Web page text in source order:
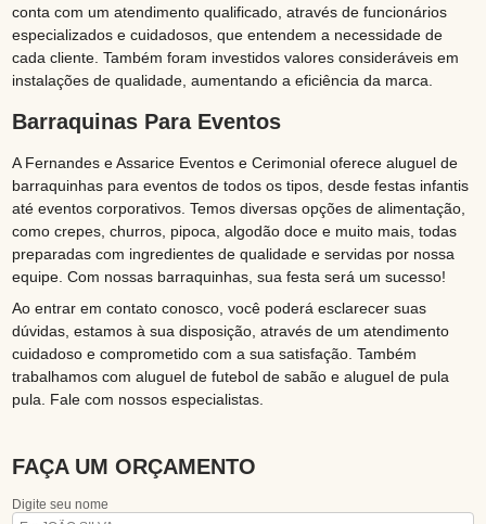
conta com um atendimento qualificado, através de funcionários
especializados e cuidadosos, que entendem a necessidade de
cada cliente. Também foram investidos valores consideráveis em
instalações de qualidade, aumentando a eficiência da marca.
Barraquinas Para Eventos
A Fernandes e Assarice Eventos e Cerimonial oferece aluguel de
barraquinhas para eventos de todos os tipos, desde festas infantis
até eventos corporativos. Temos diversas opções de alimentação,
como crepes, churros, pipoca, algodão doce e muito mais, todas
preparadas com ingredientes de qualidade e servidas por nossa
equipe. Com nossas barraquinhas, sua festa será um sucesso!
Ao entrar em contato conosco, você poderá esclarecer suas
dúvidas, estamos à sua disposição, através de um atendimento
cuidadoso e comprometido com a sua satisfação. Também
trabalhamos com aluguel de futebol de sabão e aluguel de pula
pula. Fale com nossos especialistas.
FAÇA UM ORÇAMENTO
Digite seu nome